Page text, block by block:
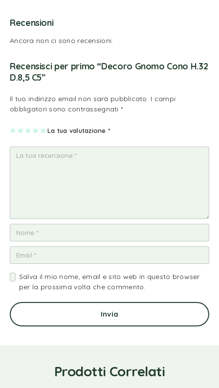
Recensioni
Ancora non ci sono recensioni.
Recensisci per primo “Decoro Gnomo Cono H.32
D.8,5 C5”
Il tuo indirizzo email non sarà pubblicato. I campi
obbligatori sono contrassegnati *
La tua valutazione *
1
a
2
e
su
5
3
e
su
5
4
e
su
5
5
e
su
5
Salva il mio nome, email e sito web in questo browser
per la prossima volta che commento.
Prodotti Correlati